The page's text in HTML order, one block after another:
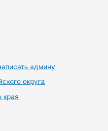
админу
округа
края